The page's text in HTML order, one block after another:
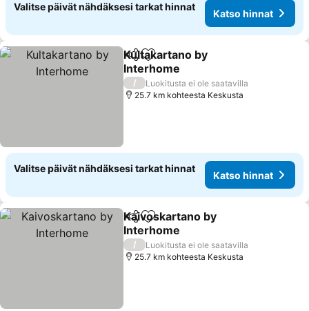
Valitse päivät nähdäksesi tarkat hinnat
Katso hinnat
Jaa Lisää suosikkeihin
Kultakartano by
Interhome
Katso hinnat
/
Luokitusta ei ole saatavilla
25.7 km kohteesta Keskusta
Valitse päivät nähdäksesi tarkat hinnat
Katso hinnat
Jaa Lisää suosikkeihin
Kaivoskartano by
Interhome
Katso hinnat
/
Luokitusta ei ole saatavilla
25.7 km kohteesta Keskusta